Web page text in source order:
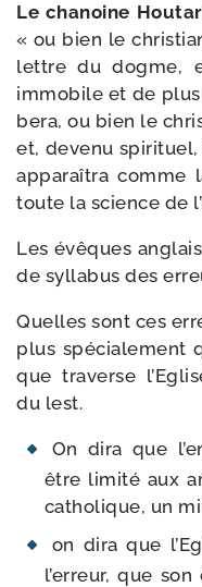
Le cha­noine
« ou bien le
lettre du dogme,
immo­bile et de
be­ra, ou bien le
et, deve­nu spi­ri­tuel,
appa­raî­tra comme
toute la science de
Les évêques
de syl­la­bus des
Quelles sont ces
plus spé­cia­le­ment
que tra­verse
du lest.
On dira que
être limi­té aux
catho­lique, un
on dira que
l’er­reur, que